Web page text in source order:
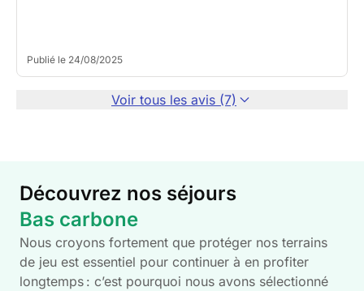
Publié le 24/08/2025
Voir tous les avis (7)
Découvrez nos séjours
Bas carbone
Nous croyons fortement que protéger nos terrains
de jeu est essentiel pour continuer à en profiter
longtemps : c’est pourquoi nous avons sélectionné